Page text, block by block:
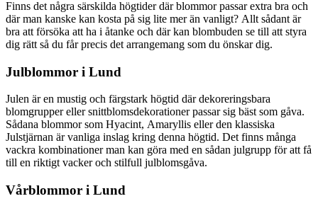
Finns det några särskilda högtider där blommor passar extra bra och
där man kanske kan kosta på sig lite mer än vanligt? Allt sådant är
bra att försöka att ha i åtanke och där kan blombuden se till att styra
dig rätt så du får precis det arrangemang som du önskar dig.
Julblommor i Lund
Julen är en mustig och färgstark högtid där dekoreringsbara
blomgrupper eller snittblomsdekorationer passar sig bäst som gåva.
Sådana blommor som Hyacint, Amaryllis eller den klassiska
Julstjärnan är vanliga inslag kring denna högtid. Det finns många
vackra kombinationer man kan göra med en sådan julgrupp för att få
till en riktigt vacker och stilfull julblomsgåva.
Vårblommor i Lund